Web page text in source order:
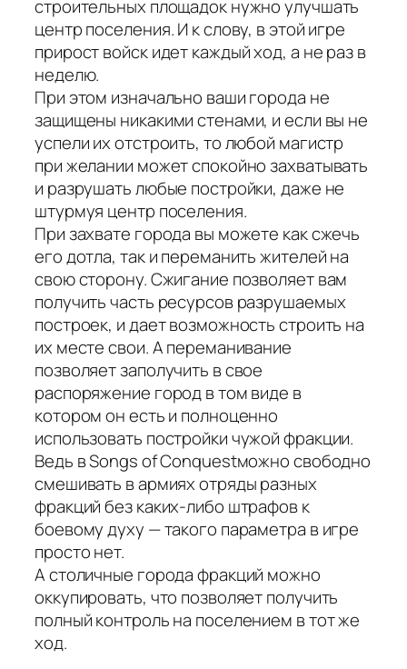
строительных площадок нужно улучшать
центр поселения. И к слову, в этой игре
прирост войск идет каждый ход, а не раз в
неделю.
При этом изначально ваши города не
защищены никакими стенами, и если вы не
успели их отстроить, то любой магистр
при желании может спокойно захватывать
и разрушать любые постройки, даже не
штурмуя центр поселения.
При захвате города вы можете как сжечь
его дотла, так и переманить жителей на
свою сторону. Сжигание позволяет вам
получить часть ресурсов разрушаемых
построек, и дает возможность строить на
их месте свои. А переманивание
позволяет заполучить в свое
распоряжение город в том виде в
котором он есть и полноценно
использовать постройки чужой фракции.
Ведь в Songs of Conquestможно свободно
смешивать в армиях отряды разных
фракций без каких-либо штрафов к
боевому духу — такого параметра в игре
просто нет.
А столичные города фракций можно
оккупировать, что позволяет получить
полный контроль на поселением в тот же
ход.